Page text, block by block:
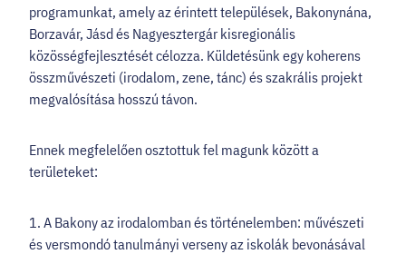
programunkat, amely az érintett települések, Bakonynána,
Borzavár, Jásd és Nagyesztergár kisregionális
közösségfejlesztését célozza. Küldetésünk egy koherens
összművészeti (irodalom, zene, tánc) és szakrális projekt
megvalósítása hosszú távon.
Ennek megfelelően osztottuk fel magunk között a
területeket:
1. A Bakony az irodalomban és történelemben: művészeti
és versmondó tanulmányi verseny az iskolák bevonásával